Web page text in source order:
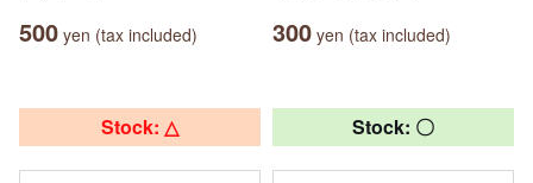
500 yen (tax included) 300 yen (tax included)
Stock: △ Stock: 〇